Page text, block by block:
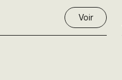
Voir